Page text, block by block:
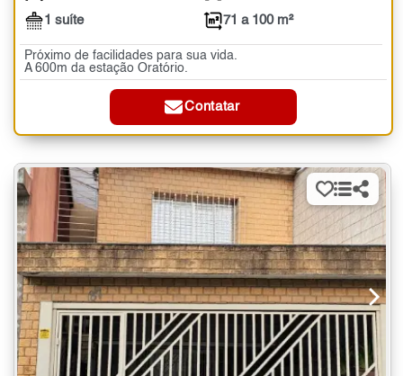
1 suíte 71 a 100 m²
Próximo de facilidades para sua vida.
A 600m da estação Oratório.
Contatar